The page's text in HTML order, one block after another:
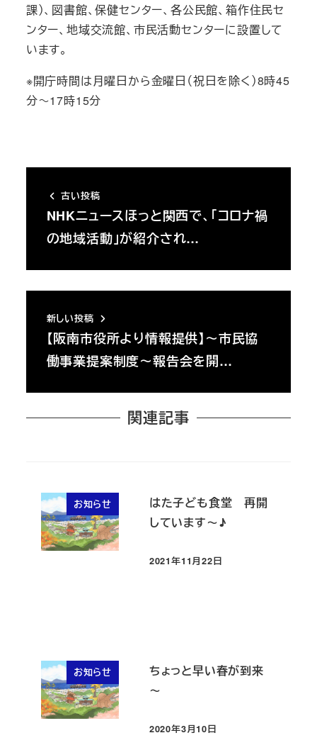
課）、図書館、保健センター、各公民館、箱作住民セ
ンター、地域交流館、市民活動センターに設置して
います。
※開庁時間は月曜日から金曜日（祝日を除く）8時45
分～17時15分
古い投稿
NHKニュースほっと関西で、「コロナ禍
の地域活動」が紹介され…
新しい投稿
【阪南市役所より情報提供】～市民協
働事業提案制度～報告会を開…
関連記事
お知らせ
はた子ども食堂 再開
しています～♪
投稿日
2021年11月22日
お知らせ
ちょっと早い春が到来
～
投稿日
2020年3月10日